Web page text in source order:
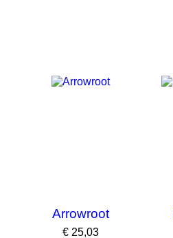
Arrowroot
Prijs
€ 25,03